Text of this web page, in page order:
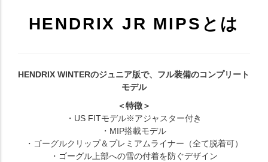
HENDRIX JR MIPSとは
HENDRIX WINTERのジュニア版で、フル装備のコンプリート
モデル
＜特徴＞
・US FITモデル※アジャスター付き
・MIP搭載モデル
・ゴーグルクリップ＆プレミアムライナー（全て脱着可）
・ゴーグル上部への雪の付着を防ぐデザイン